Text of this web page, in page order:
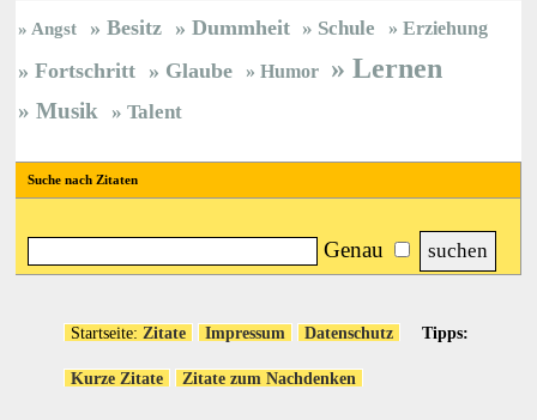
Angst Besitz Dummheit Schule Erziehung
Fortschritt Glaube Humor Lernen
Musik Talent
Suche nach Zitaten
Genau
Startseite: Zitate Impressum Datenschutz Tipps:
Kurze Zitate Zitate zum Nachdenken